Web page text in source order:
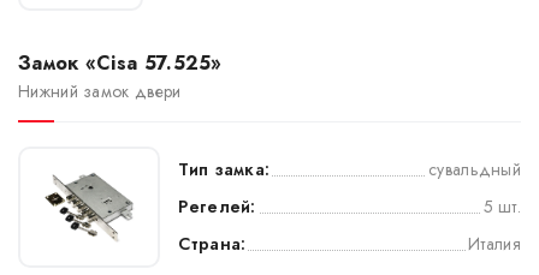
Замок «Cisa 57.525»
Нижний замок двери
Тип замка:
сувальдный
Регелей:
5 шт.
Страна:
Италия